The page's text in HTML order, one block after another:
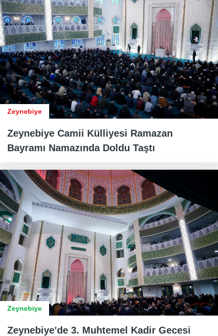
Zeynebiye
Zeynebiye Camii Külliyesi Ramazan
Bayramı Namazında Doldu Taştı
Zeynebiye
Zeynebiye'de 3. Muhtemel Kadir Gecesi